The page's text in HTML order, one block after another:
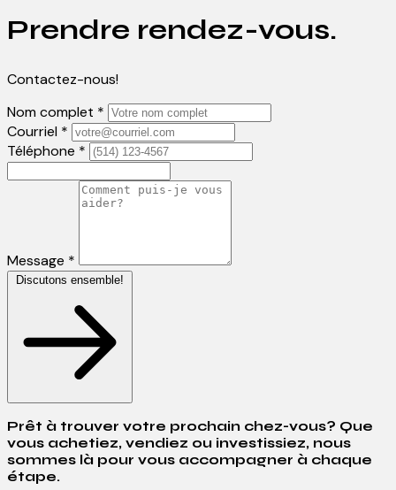
Prendre rendez-vous.
Contactez-nous!
Nom complet *
Courriel *
Téléphone *
Message *
Discutons ensemble!
Prêt à trouver votre prochain chez-vous? Que
vous achetiez, vendiez ou investissiez, nous
sommes là pour vous accompagner à chaque
étape.